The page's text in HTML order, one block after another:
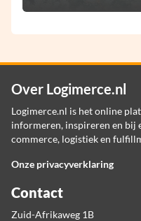
Over Logimerce.nl
Logimerce.nl is het online
informeren, inspireren en bij
commerce, logistiek en
Onze privacyverklaring
Contact
Zuid-Afrikaweg 1B